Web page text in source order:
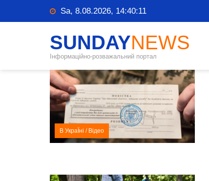
Sa, 8.08.2026, 14:40:12
SUNDAYNEWS
Інформаційно-розважальний портал
В УкраЇні / Відео